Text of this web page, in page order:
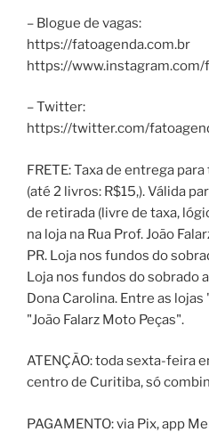
– Blogue de vagas:
https://fatoagenda.com.br
https://
– Twitter:
https://twitter.com/
FRETE: Taxa de entrega
(até 2 livros: R$15,). Válida
de retirada (livre de taxa,
na loja na Rua Prof. João
PR. Loja nos fundos do
Loja nos fundos do sobrado
Dona Carolina. Entre as
"João Falarz Moto Peças".
ATENÇÃO: toda sexta-feira
centro de Curitiba, só
PAGAMENTO: via Pix, app